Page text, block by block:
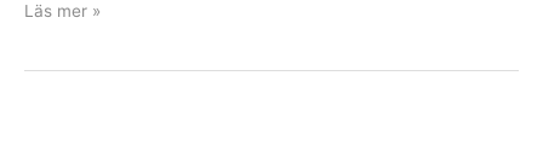
Läs mer »